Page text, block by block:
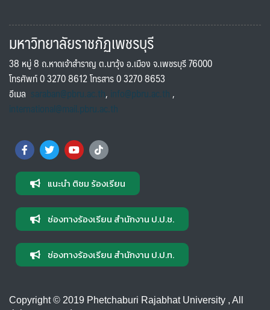
มหาวิทยาลัยราชภัฏเพชรบุรี
38 หมู่ 8 ถ.หาดเจ้าสำราญ ต.นาวุ้ง อ.เมือง จ.เพชรบุรี 76000
โทรศัพท์ 0 3270 8612 โทรสาร 0 3270 8653
อีเมล saraban@pbru.ac.th, info@pbru.ac.th,
international@mail.pbru.ac.th
แนะนำ ติชม ร้องเรียน
ช่องทางร้องเรียน สำนักงาน ป.ป.ช.
ช่องทางร้องเรียน สำนักงาน ป.ป.ท.
Copyright © 2019 Phetchaburi Rajabhat University , All